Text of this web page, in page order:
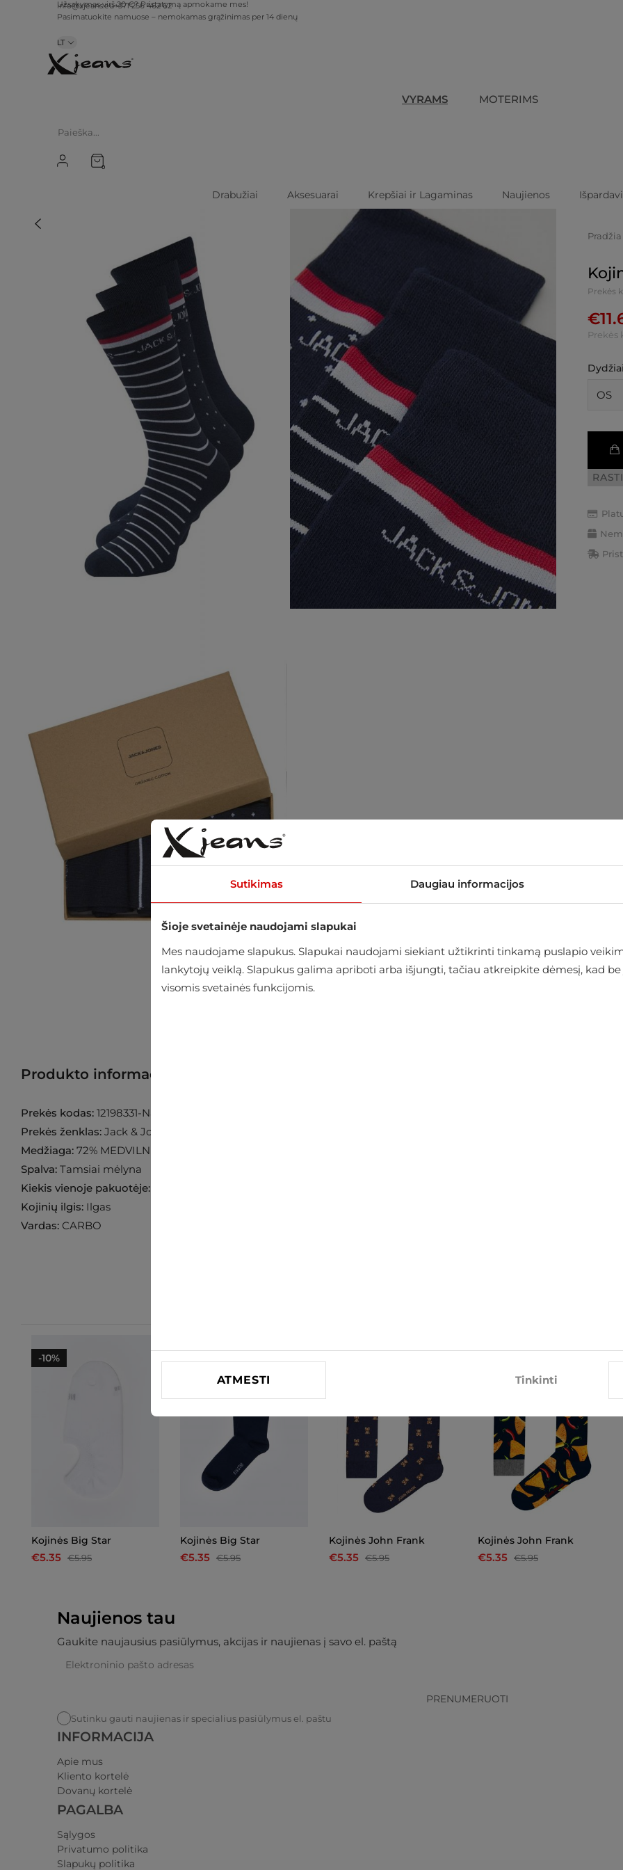
info@xjeans.eu+371 256 462 62
Užsakymas virš 20 €? Pristatymą apmokame mes!
LT
VYRAMS MOTERIMS
0
Drabužiai Aksesuarai Krepšiai ir Lagaminas Naujienos
Pradžia
Prekės
€
Prekės
Produkto informacija
Prekės kodas: 12198331-Navy-Blazer
Prekės ženklas: Jack & Jones
Medžiaga: 72% MEDVILNĖ 26% POLIESTERIS 2% ELASTANAS
Spalva: Tamsiai mėlyna
Kiekis vienoje pakuotėje:
Kojinių ilgis: Ilgas
Vardas: CARBO
-10%
Kojinės Big Star
€5.35 €5.95
Kojinės Big Star
€5.35 €5.95
Kojinės John Frank
€5.35 €5.95
Kojinės John Frank
€5.35 €5.95
Naujienos tau
Gaukite naujausius pasiūlymus, akcijas ir naujienas į savo el. paštą
PRENUMERUOTI
Sutinku gauti naujienas ir specialius pasiūlymus el. paštu
INFORMACIJA
Apie mus
Kliento kortelė
Dovanų kortelė
PAGALBA
Sąlygos
Privatumo politika​
Slapukų politika
Sutikimas Daugiau informacijos
Šioje svetainėje naudojami slapukai
Mes naudojame slapukus. Slapukai naudojami siekiant užtikrinti tinkamą puslapio
lankytojų veiklą. Slapukus galima apriboti arba išjungti, tačiau atkreipkite dėmesį, kad
visomis svetainės funkcijomis.
ATMESTI Tinkinti